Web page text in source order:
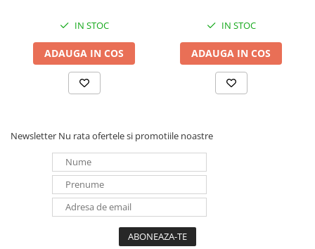
energiei electrice
Cabinete baterii
Acumulatori UPS
Drumetii / Camping
Frigidere portabile
Panouri portabile
Racire/Incalzire
Statii energie portabile
IN STOC
ADAUGA IN COS
IN STOC
ADAUGA IN COS
Newsletter Nu rata ofertele si promotiile noastre